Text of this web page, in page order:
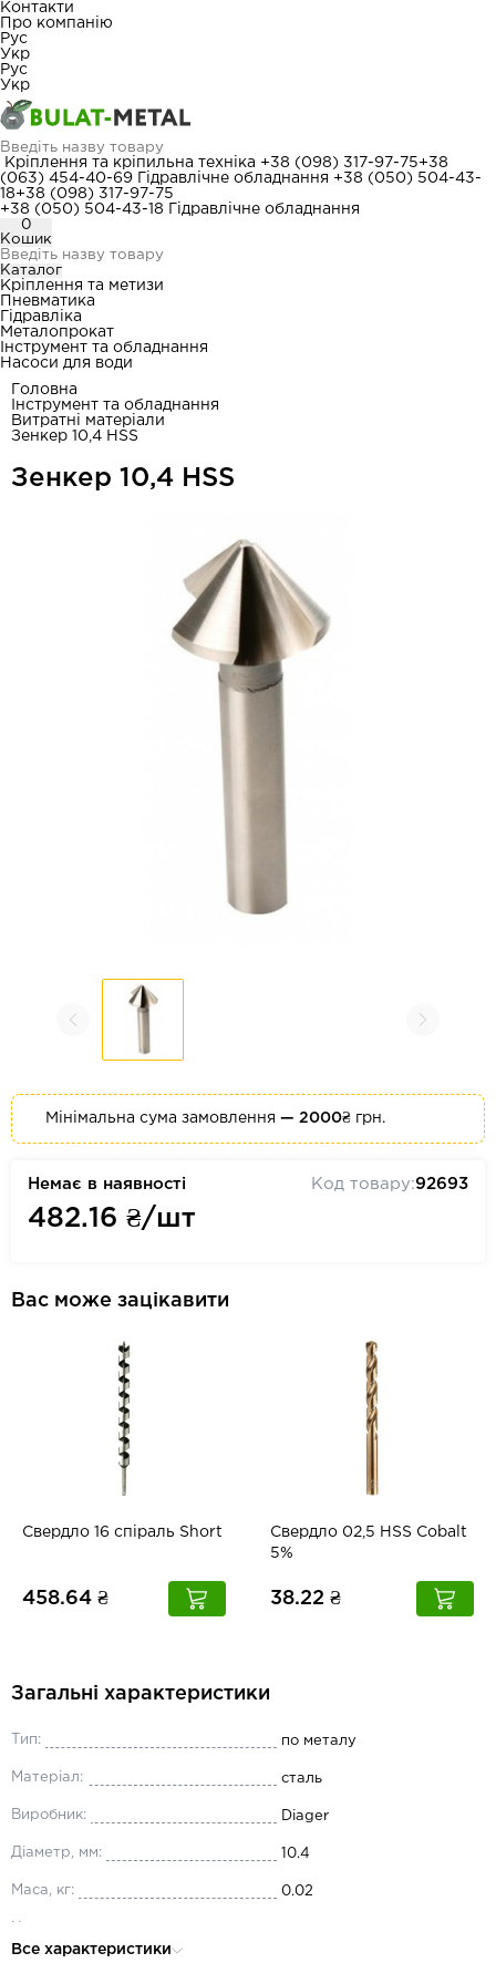
Контакти
Про компанію
Рус
Укр
Рус
Укр
Кріплення та кріпильна техніка +38 (098) 317-97-75+38
(063) 454-40-69
Гідравлічне обладнання +38 (050) 504-43-
18+38 (098) 317-97-75
+38 (050) 504-43-18
Гідравлічне обладнання
0
Кошик
Каталог
Кріплення та метизи
Пневматика
Гідравліка
Металопрокат
Інструмент та обладнання
Насоси для води
Головна
Інструмент та обладнання
Витратні матеріали
Зенкер 10,4 HSS
Зенкер 10,4 HSS
Мінімальна сума замовлення — 2000₴ грн.
Немає в наявності
482.16 ₴/шт
Код товару:92693
Вас може зацікавити
Свердло 16 спіраль Short
458.64 ₴
Свердло 02,5 HSS Cobalt
5%
38.22 ₴
Загальні характеристики
Тип: по металу
Матеріал: сталь
Виробник: Diager
Діаметр, мм: 10.4
Маса, кг: 0.02
Все характеристики